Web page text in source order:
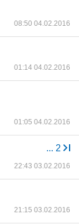
08:50 04.02.2016
01:14 04.02.2016
01:05 04.02.2016
... 2
22:43 03.02.2016
21:15 03.02.2016